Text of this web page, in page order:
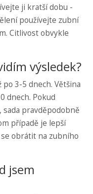
ji kratší dobu -
používejte zubní
Citlivost obvykle
výsledek?
3-5 dnech. Většina
dnech. Pokud
pravděpodobně
případě je lepší
obrátit na zubního
jsem